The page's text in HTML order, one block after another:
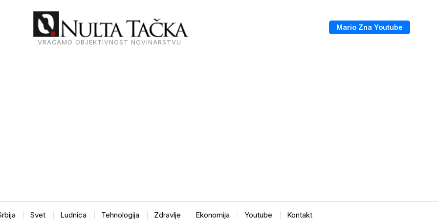
VRAĆAMO OBJEKTIVNOST NOVINARSTVU
Mario Zna Youtube
Svet Ludnica Tehnologija Zdravlje Ekonomija Youtube Kontakt